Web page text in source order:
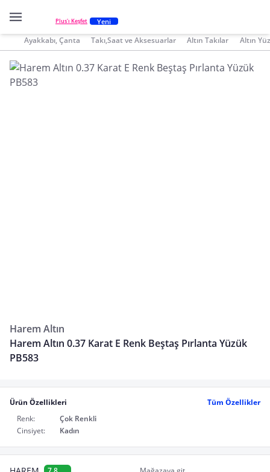
Plus'ı Keşfet Yeni
Ayakkabı, Çanta Takı,Saat ve Aksesuarlar Altın Takılar Altın
Harem Altın
Harem Altın 0.37 Karat E Renk Beştaş Pırlanta Yüzük
PB583
Ürün Özellikleri
Tüm Özellikler
Renk:
Çok Renkli
Cinsiyet:
Kadın